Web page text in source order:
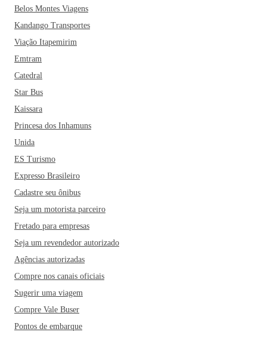
Belos Montes Viagens
Kandango Transportes
Viação Itapemirim
Emtram
Catedral
Star Bus
Kaissara
Princesa dos Inhamuns
Unida
ES Turismo
Expresso Brasileiro
Cadastre seu ônibus
Seja um motorista parceiro
Fretado para empresas
Seja um revendedor autorizado
Agências autorizadas
Compre nos canais oficiais
Sugerir uma viagem
Compre Vale Buser
Pontos de embarque